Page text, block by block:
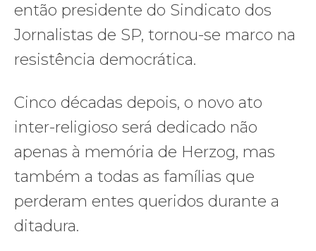
então presidente do Sindicato dos
Jornalistas de SP, tornou-se marco na
resistência democrática.
Cinco décadas depois, o novo ato
inter-religioso será dedicado não
apenas à memória de Herzog, mas
também a todas as famílias que
perderam entes queridos durante a
ditadura.